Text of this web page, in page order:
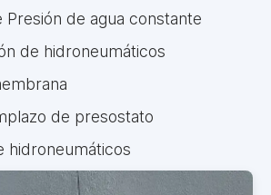
de agua constante
de hidroneumáticos
de presostato
hidroneumáticos